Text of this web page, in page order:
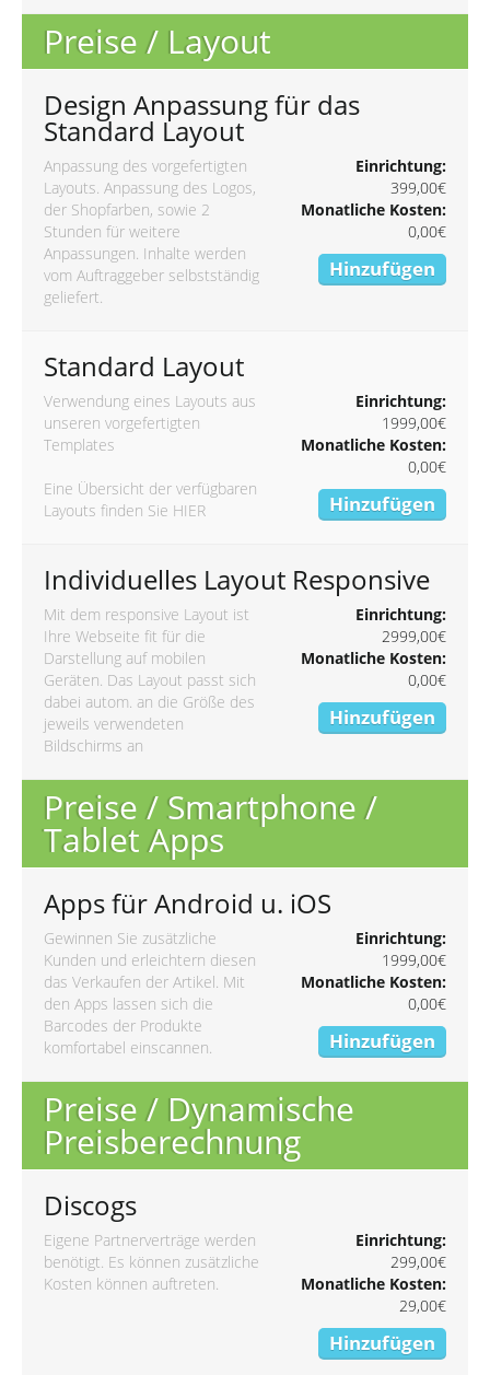
Preise / Layout
Design Anpassung für das
Standard Layout
Anpassung des vorgefertigten
Layouts. Anpassung des Logos,
der Shopfarben, sowie 2
Stunden für weitere
Anpassungen. Inhalte werden
vom Auftraggeber selbstständig
geliefert.
Einrichtung:
399,00€
Monatliche Kosten:
0,00€
Hinzufügen
Standard Layout
Verwendung eines Layouts aus
unseren vorgefertigten
Templates
Eine Übersicht der verfügbaren
Layouts finden Sie HIER
Einrichtung:
1999,00€
Monatliche Kosten:
0,00€
Hinzufügen
Individuelles Layout Responsive
Mit dem responsive Layout ist
Ihre Webseite fit für die
Darstellung auf mobilen
Geräten. Das Layout passt sich
dabei autom. an die Größe des
jeweils verwendeten
Bildschirms an
Einrichtung:
2999,00€
Monatliche Kosten:
0,00€
Hinzufügen
Preise / Smartphone /
Tablet Apps
Apps für Android u. iOS
Gewinnen Sie zusätzliche
Kunden und erleichtern diesen
das Verkaufen der Artikel. Mit
den Apps lassen sich die
Barcodes der Produkte
komfortabel einscannen.
Einrichtung:
1999,00€
Monatliche Kosten:
0,00€
Hinzufügen
Preise / Dynamische
Preisberechnung
Discogs
Eigene Partnerverträge werden
benötigt. Es können zusätzliche
Kosten können auftreten.
Einrichtung:
299,00€
Monatliche Kosten:
29,00€
Hinzufügen